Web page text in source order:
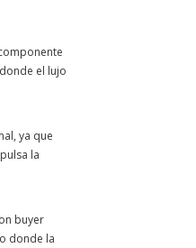
el lujo
ya que
la
buyer
donde la